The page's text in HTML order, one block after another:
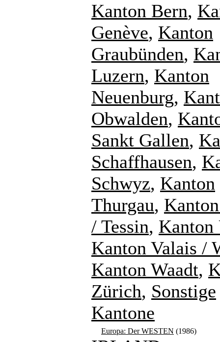
Kanton Bern,
Genève, Kanton
Graubünden,
Luzern, Kanton
Neuenburg,
Obwalden,
Sankt Gallen,
Schaffhausen,
Schwyz, Kanton
Thurgau,
/ Tessin,
Kanton Valais /
Kanton Waadt,
Zürich, Sonstige
Kantone
Europa: Der WESTEN (1986)